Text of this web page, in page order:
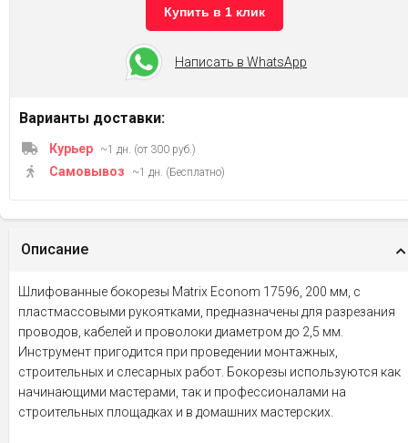
Купить в 1 клик
Написать в WhatsApp
Варианты доставки:
Курьер ~1 дн. (от 300 руб.)
Самовывоз ~1 дн. (Бесплатно)
Описание
Шлифованные бокорезы Matrix Econom 17596, 200 мм, с
пластмассовыми рукоятками, предназначены для разрезания
проводов, кабелей и проволоки диаметром до 2,5 мм.
Инструмент пригодится при проведении монтажных,
строительных и слесарных работ. Бокорезы используются как
начинающими мастерами, так и профессионалами на
строительных площадках и в домашних мастерских.